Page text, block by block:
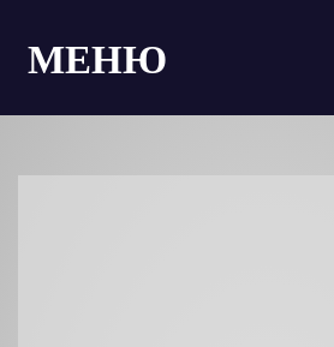
МЕНЮ